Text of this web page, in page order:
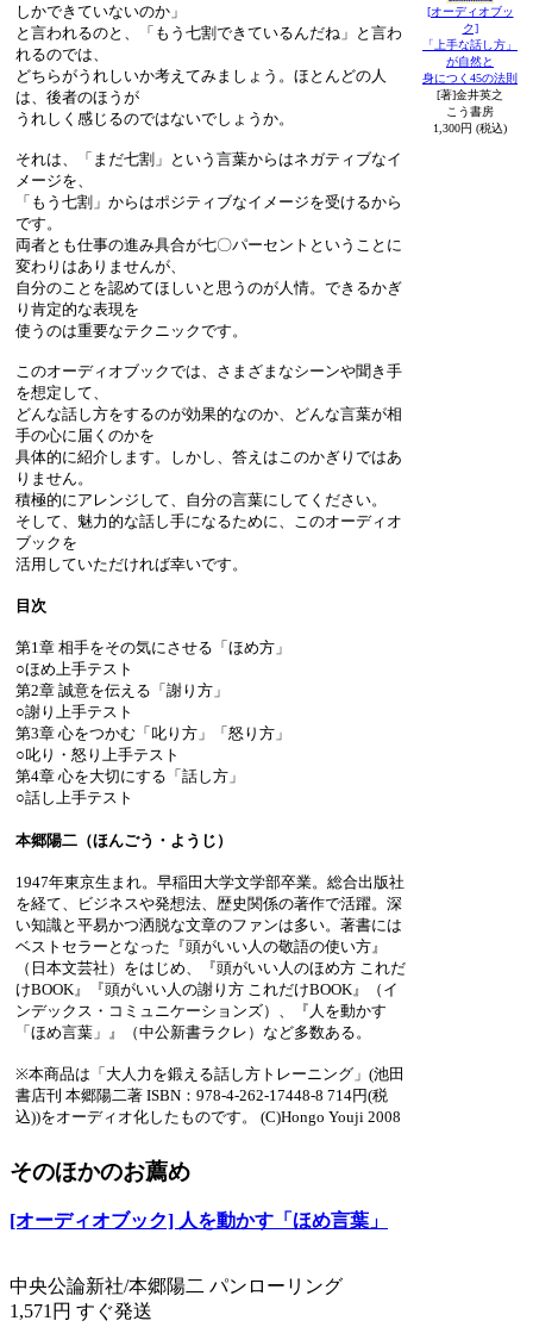
しかできていないのか」
と言われるのと、「もう七割できているんだね」と言わ
れるのでは、
どちらがうれしいか考えてみましょう。ほとんどの人
は、後者のほうが
うれしく感じるのではないでしょうか。
それは、「まだ七割」という言葉からはネガティブなイ
メージを、
「もう七割」からはポジティブなイメージを受けるから
です。
両者とも仕事の進み具合が七〇パーセントということに
変わりはありませんが、
自分のことを認めてほしいと思うのが人情。できるかぎ
り肯定的な表現を
使うのは重要なテクニックです。
このオーディオブックでは、さまざまなシーンや聞き手
を想定して、
どんな話し方をするのが効果的なのか、どんな言葉が相
手の心に届くのかを
具体的に紹介します。しかし、答えはこのかぎりではあ
りません。
積極的にアレンジして、自分の言葉にしてください。
そして、魅力的な話し手になるために、このオーディオ
ブックを
活用していただければ幸いです。
目次
第1章 相手をその気にさせる「ほめ方」
○ほめ上手テスト
第2章 誠意を伝える「謝り方」
○謝り上手テスト
第3章 心をつかむ「叱り方」「怒り方」
○叱り・怒り上手テスト
第4章 心を大切にする「話し方」
○話し上手テスト
本郷陽二（ほんごう・ようじ）
1947年東京生まれ。早稲田大学文学部卒業。総合出版社
を経て、ビジネスや発想法、歴史関係の著作で活躍。深
い知識と平易かつ洒脱な文章のファンは多い。著書には
ベストセラーとなった『頭がいい人の敬語の使い方』
（日本文芸社）をはじめ、『頭がいい人のほめ方 これだ
けBOOK』『頭がいい人の謝り方 これだけBOOK』（イ
ンデックス・コミュニケーションズ）、『人を動かす
「ほめ言葉」』（中公新書ラクレ）など多数ある。
※本商品は「大人力を鍛える話し方トレーニング」(池田
書店刊 本郷陽二著 ISBN：978-4-262-17448-8 714円(税
込))をオーディオ化したものです。 (C)Hongo Youji 2008
[オーディオブッ
ク]
「上手な話し方」
が自然と
身につく45の法則
[著]金井英之
こう書房
1,300円 (税込)
そのほかのお薦め
[オーディオブック] 人を動かす「ほめ言葉」
中央公論新社/本郷陽二 パンローリング
1,571円 すぐ発送